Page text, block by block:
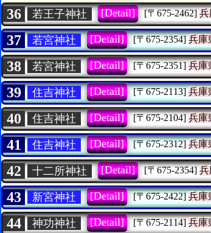
36 若王子神社 [Detail] [〒675-2462] 兵
37 若宮神社 [Detail] [〒675-2354] 兵庫
38 若宮神社 [Detail] [〒675-2351] 兵庫
39 住吉神社 [Detail] [〒675-2113] 兵庫
40 住吉神社 [Detail] [〒675-2104] 兵庫
41 住吉神社 [Detail] [〒675-2312] 兵庫
42 十二所神社 [Detail] [〒675-2354] 兵
43 新宮神社 [Detail] [〒675-2422] 兵庫
44 神功神社 [Detail] [〒675-2114] 兵庫